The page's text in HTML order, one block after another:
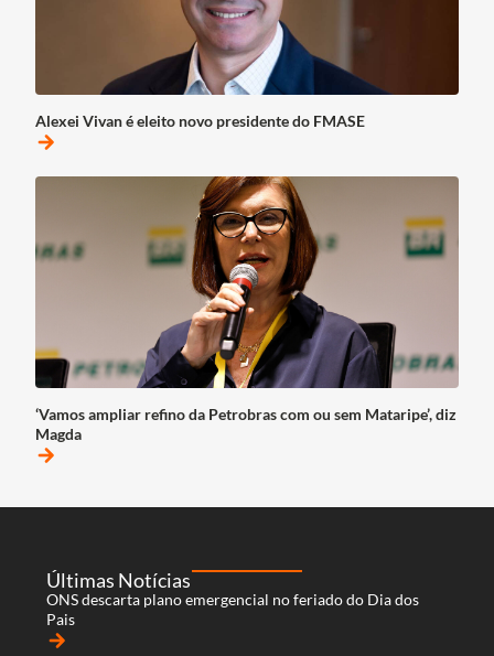
Alexei Vivan é eleito novo presidente do FMASE
arrow_forward
‘Vamos ampliar refino da Petrobras com ou sem Mataripe’, diz
Magda
arrow_forward
Últimas Notícias
ONS descarta plano emergencial no feriado do Dia dos
Pais
arrow_forward